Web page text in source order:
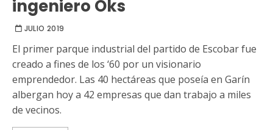
ingeniero Oks
JULIO 2019
El primer parque industrial del partido de Escobar fue
creado a fines de los ‘60 por un visionario
emprendedor. Las 40 hectáreas que poseía en Garín
albergan hoy a 42 empresas que dan trabajo a miles
de vecinos.